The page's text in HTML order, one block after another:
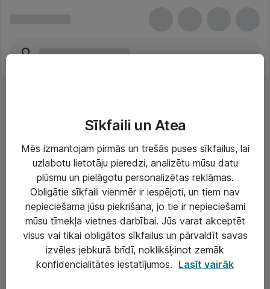
Risinājumi & Pakalpojumi
IT serviss un atbalsts
IT infrastruktūra
Darba vietu IT risinājumi
Serveri un datu centri
Sīkfaili un Atea
Mēs izmantojam pirmās un trešās puses sīkfailus, lai
uzlabotu lietotāju pieredzi, analizētu mūsu datu
plūsmu un pielāgotu personalizētas reklāmas.
Obligātie sīkfaili vienmēr ir iespējoti, un tiem nav
nepieciešama jūsu piekrišana, jo tie ir nepieciešami
mūsu tīmekļa vietnes darbībai. Jūs varat akceptēt
visus vai tikai obligātos sīkfailus un pārvaldīt savas
izvēles jebkurā brīdī, noklikšķinot zemāk
konfidencialitātes iestatījumos. Lasīt vairāk